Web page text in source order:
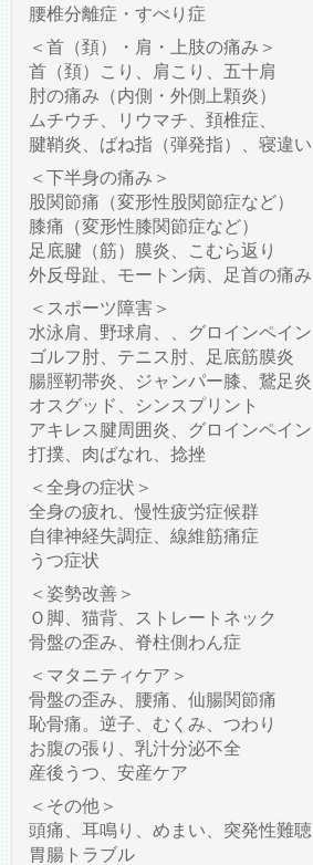
腰椎分離症・すべり症
＜首（頚）・肩・上肢の痛み＞
首（頚）こり、肩こり、五十肩
肘の痛み（内側・外側上顆炎）
ムチウチ、リウマチ、頚椎症、
腱鞘炎、ばね指（弾発指）、寝違い
＜下半身の痛み＞
股関節痛（変形性股関節症など）
膝痛（変形性膝関節症など）
足底腱（筋）膜炎、こむら返り
外反母趾、モートン病、足首の痛み
＜スポーツ障害＞
水泳肩、野球肩、、グロインペイン
ゴルフ肘、テニス肘、足底筋膜炎
腸脛靭帯炎、ジャンパー膝、鵞足炎
オスグッド、シンスプリント
アキレス腱周囲炎、グロインペイン
打撲、肉ばなれ、捻挫
＜全身の症状＞
全身の疲れ、慢性疲労症候群
自律神経失調症、線維筋痛症
うつ症状
＜姿勢改善＞
Ｏ脚、猫背、ストレートネック
骨盤の歪み、脊柱側わん症
＜マタニティケア＞
骨盤の歪み、腰痛、仙腸関節痛
恥骨痛。逆子、むくみ、つわり
お腹の張り、乳汁分泌不全
産後うつ、安産ケア
＜その他＞
頭痛、耳鳴り、めまい、突発性難聴
胃腸トラブル